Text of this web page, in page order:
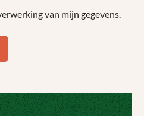
van mijn gegevens.